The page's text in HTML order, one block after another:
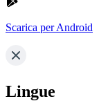
Scarica per Android
Lingue